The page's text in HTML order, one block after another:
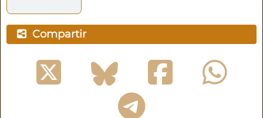
Compartir